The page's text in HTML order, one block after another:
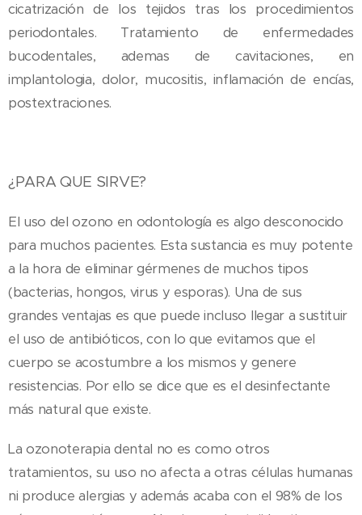
cicatrización de los tejidos tras los procedimientos
periodontales. Tratamiento de enfermedades
bucodentales, ademas de cavitaciones, en
implantologia, dolor, mucositis, inflamación de encías,
postextraciones.
¿PARA QUE SIRVE?
El uso del ozono en odontología es algo desconocido
para muchos pacientes. Esta sustancia es muy potente
a la hora de eliminar gérmenes de muchos tipos
(bacterias, hongos, virus y esporas). Una de sus
grandes ventajas es que puede incluso llegar a sustituir
el uso de antibióticos, con lo que evitamos que el
cuerpo se acostumbre a los mismos y genere
resistencias. Por ello se dice que es el desinfectante
más natural que existe.
La ozonoterapia dental no es como otros
tratamientos, su uso no afecta a otras células humanas
ni produce alergias y además acaba con el 98% de los